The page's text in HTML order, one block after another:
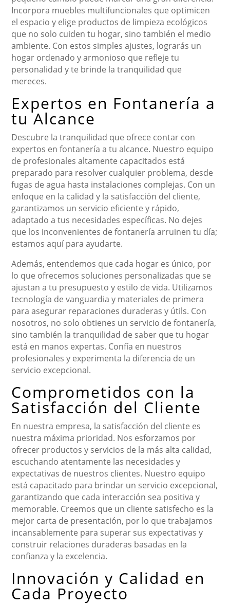
Incorpora muebles multifuncionales que optimicen
el espacio y elige productos de limpieza ecológicos
que no solo cuiden tu hogar, sino también el medio
ambiente. Con estos simples ajustes, lograrás un
hogar ordenado y armonioso que refleje tu
personalidad y te brinde la tranquilidad que
mereces.
Expertos en Fontanería a
tu Alcance
Descubre la tranquilidad que ofrece contar con
expertos en fontanería a tu alcance. Nuestro equipo
de profesionales altamente capacitados está
preparado para resolver cualquier problema, desde
fugas de agua hasta instalaciones complejas. Con un
enfoque en la calidad y la satisfacción del cliente,
garantizamos un servicio eficiente y rápido,
adaptado a tus necesidades específicas. No dejes
que los inconvenientes de fontanería arruinen tu día;
estamos aquí para ayudarte.
Además, entendemos que cada hogar es único, por
lo que ofrecemos soluciones personalizadas que se
ajustan a tu presupuesto y estilo de vida. Utilizamos
tecnología de vanguardia y materiales de primera
para asegurar reparaciones duraderas y útils. Con
nosotros, no solo obtienes un servicio de fontanería,
sino también la tranquilidad de saber que tu hogar
está en manos expertas. Confía en nuestros
profesionales y experimenta la diferencia de un
servicio excepcional.
Comprometidos con la
Satisfacción del Cliente
En nuestra empresa, la satisfacción del cliente es
nuestra máxima prioridad. Nos esforzamos por
ofrecer productos y servicios de la más alta calidad,
escuchando atentamente las necesidades y
expectativas de nuestros clientes. Nuestro equipo
está capacitado para brindar un servicio excepcional,
garantizando que cada interacción sea positiva y
memorable. Creemos que un cliente satisfecho es la
mejor carta de presentación, por lo que trabajamos
incansablemente para superar sus expectativas y
construir relaciones duraderas basadas en la
confianza y la excelencia.
Innovación y Calidad en
Cada Proyecto